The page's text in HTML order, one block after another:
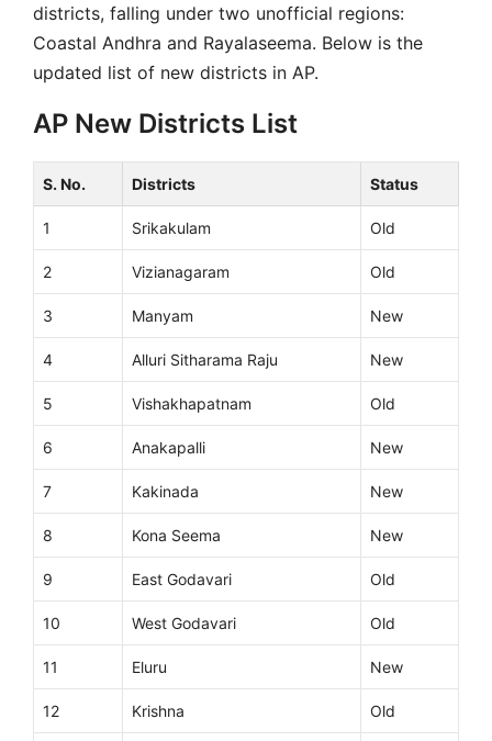
districts, falling under two unofficial regions:
Coastal Andhra and Rayalaseema. Below is the
updated list of new districts in AP.
AP New Districts List
S. No. Districts Status
1 Srikakulam Old
2 Vizianagaram Old
3 Manyam New
4 Alluri Sitharama Raju New
5 Vishakhapatnam Old
6 Anakapalli New
7 Kakinada New
8 Kona Seema New
9 East Godavari Old
10 West Godavari Old
11 Eluru New
12 Krishna Old